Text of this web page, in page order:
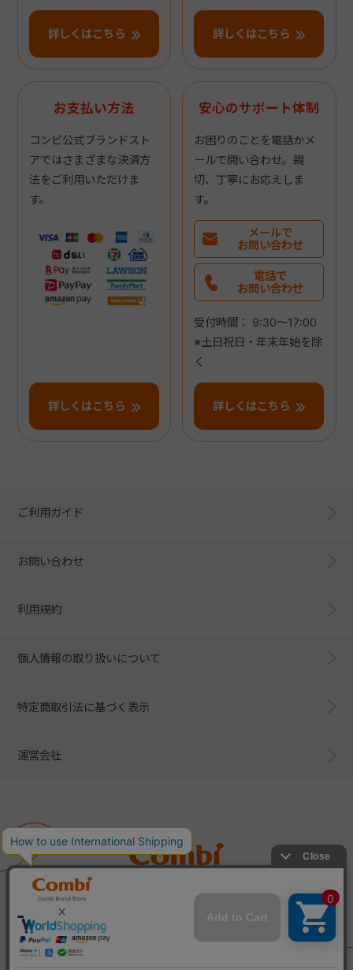
詳しくはこちら 詳しくはこちら
お支払い方法
コンビ公式ブランドスト
アではさまざまな決済方
法をご利用いただけま
す。
詳しくはこちら
安心のサポート体制
お困りのことを電話かメ
ールで問い合わせ。親
切、丁寧にお応えしま
す。
メールで
お問い合わせ
電話で
お問い合わせ
受付時間： 9:30～17:00
※土日祝日・年末年始を除
く
詳しくはこちら
ご利用ガイド
お問い合わせ
利用規約
個人情報の取り扱いについて
特定商取引法に基づく表示
運営会社
子育てに、イノベーションを。
ベビー用品のコンビ株式会社